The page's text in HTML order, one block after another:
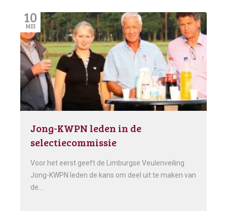
10
MEI
Jong-KWPN leden in de
selectiecommissie
Voor het eerst geeft de Limburgse Veulenveiling
Jong-KWPN leden de kans om deel uit te maken van
de…